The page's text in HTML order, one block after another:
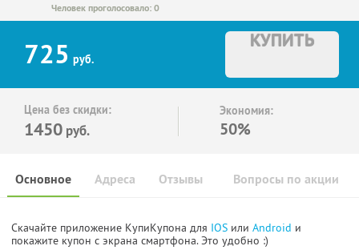
Человек проголосовало: 0
725 руб.
КУПИТЬ
Цена без скидки:
1450 руб.
Экономия:
50%
Основное Отзывы Вопросы по акции
Адреса
Скачайте приложение КупиКупона для IOS или Android и
покажите купон с экрана смартфона. Это удобно :)